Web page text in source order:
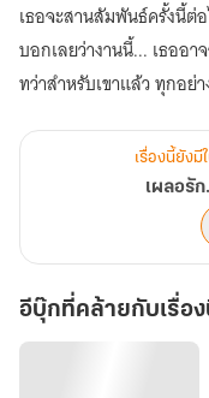
เธอจะสานสัมพันธ์ครั้งนี้ต่อ
บอกเลยว่างานนี้... เธออา
ทว่าสำหรับเขาแล้ว ทุกอย่
เรื่องนี้ยังมี
เผลอรั
อีบุ๊กที่คล้ายกับเรื่อ